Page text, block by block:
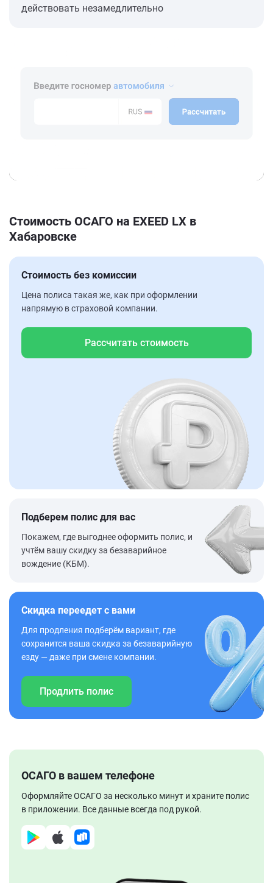
действовать незамедлительно
Стоимость ОСАГО на EXEED LX в
Хабаровске
Стоимость без комиссии
Цена полиса такая же, как при оформлении
напрямую в страховой компании.
Рассчитать стоимость
Подберем полис для вас
Покажем, где выгоднее оформить полис, и
учтём вашу скидку за безаварийное
вождение (КБМ).
Скидка переедет с вами
Для продления подберём вариант, где
сохранится ваша скидка за безаварийную
езду — даже при смене компании.
Продлить полис
ОСАГО в вашем телефоне
Оформляйте ОСАГО за несколько минут и храните полис
в приложении. Все данные всегда под рукой.